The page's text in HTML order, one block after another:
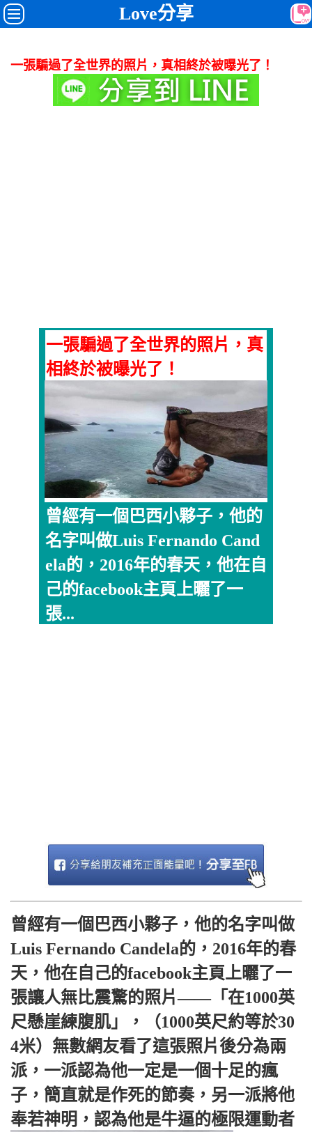
Love分享
一張騙過了全世界的照片，真相終於被曝光了！
一張騙過了全世界的照片，真
相終於被曝光了！
曾經有一個巴西小夥子，他的
名字叫做Luis Fernando Cand
ela的，2016年的春天，他在自
己的facebook主頁上曬了一
張...
曾經有一個巴西小夥子，他的名字叫做
Luis Fernando Candela的，2016年的春
天，他在自己的facebook主頁上曬了一
張讓人無比震驚的照片——「在1000英
尺懸崖練腹肌」，（1000英尺約等於30
4米）無數網友看了這張照片後分為兩
派，一派認為他一定是一個十足的瘋
子，簡直就是作死的節奏，另一派將他
奉若神明，認為他是牛逼的極限運動者